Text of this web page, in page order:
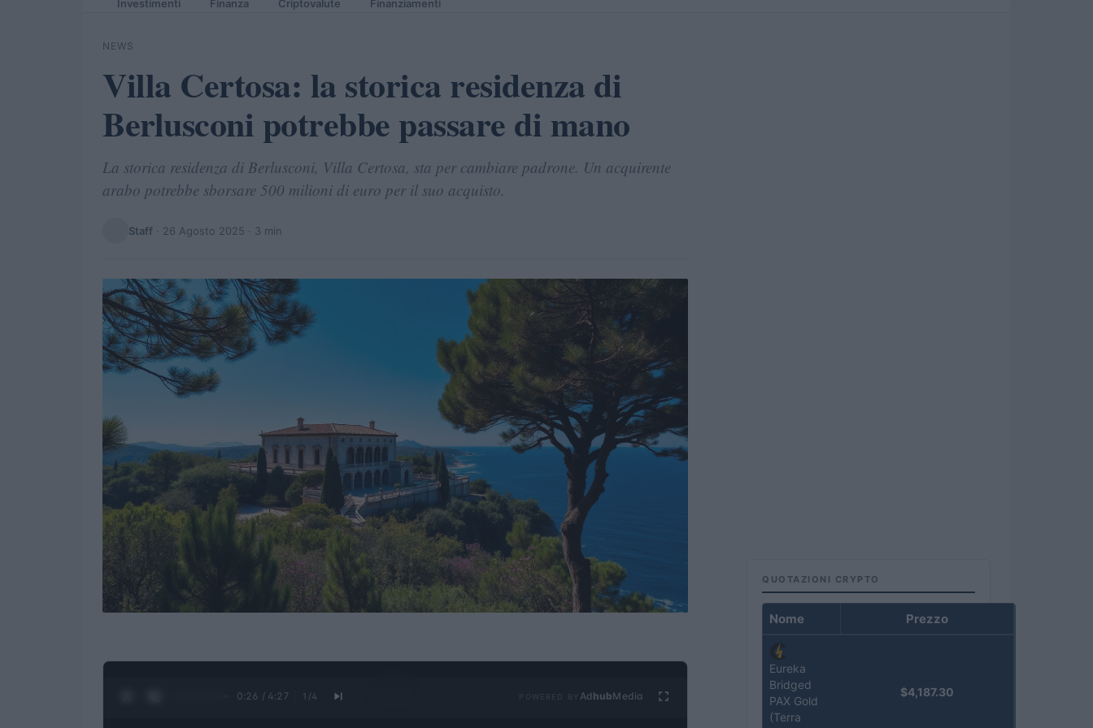
Investimenti Finanza Criptovalute Finanziamenti
NEWS
Villa Certosa: la storica residenza di
Berlusconi potrebbe passare di mano
La storica residenza di Berlusconi, Villa Certosa, sta per cambiare padrone. Un acquirente
arabo potrebbe sborsare 500 milioni di euro per il suo acquisto.
Staff · 26 Agosto 2025 · 3 min
0:27 / 4:27 1 /4 Ad hubMedia
QUOTAZIONI CRYPTO
Nome Prezzo
Eureka
Bridged
PAX Gold
(Terra
$4,187.30